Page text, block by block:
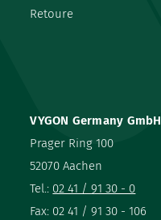
VYGON Germany GmbH
Prager Ring 100
52070 Aachen
Tel.: 02 41 / 91 30 - 0
Fax: 02 41 / 91 30 - 106
Retoure